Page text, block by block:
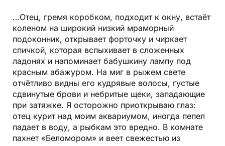
…Отец, гремя коробком, подходит к окну, встаёт
коленом на широкий низкий мраморный
подокон­ник, открывает форточку и чиркает
спичкой, которая вспыхивает в сложенных
ладонях и напоминает бабушкину лампу под
красным абажуром. На миг в рыжем свете
отчётливо видны его кудрявые волосы, густые
сдвинутые брови и небритые щеки, западающие
при затяжке. Я осторожно приоткрываю глаз:
отец курит над моим аквариумом, иногда пепел
падает в воду, а рыбкам это вредно. В комнате
пахнет «Беломором» и веет свежестью из